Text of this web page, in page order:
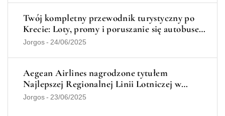
Twój kompletny przewodnik turystyczny po
Krecie: Loty, promy i poruszanie się autobusem
i samochodem
Jorgos- 24/06/2025
Aegean Airlines nagrodzone tytułem
Najlepszej Regionalnej Linii Lotniczej w
Europie w 2025 r.
Jorgos- 23/06/2025